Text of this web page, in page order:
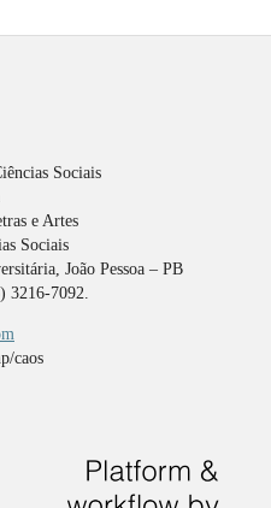
Sociais
e Artes
Sociais
João Pessoa – PB
3216-7092.
caos